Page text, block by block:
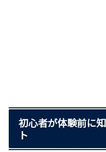
初心者が体験前に
ト